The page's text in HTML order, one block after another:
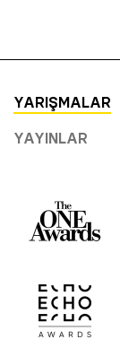
YARIŞMALAR
YAYINLAR